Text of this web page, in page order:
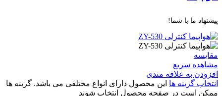
پیشنهاد ما با شما!
مقایسه
مشاهده سریع
افزودن به علاقه مندی
انتخاب گزینه ها این محصول دارای انواع مختلفی می باشد. گزینه ها
ممکن است در صفحه محصول انتخاب شوند